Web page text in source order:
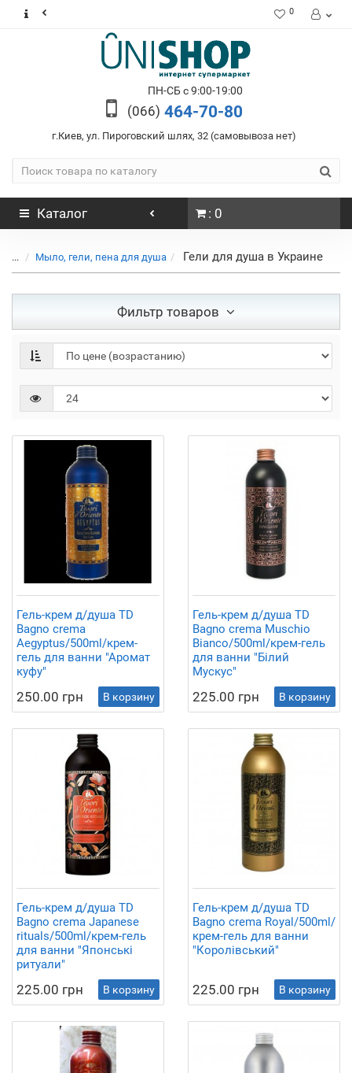
0
ПН-СБ с 9:00-19:00
(066) 464-70-80
г.Киев, ул. Пироговский шлях, 32 (самовывоза нет)
Каталог : 0
... Мыло, гели, пена для душа Гели для душа в Украине
Фильтр товаров
Гель-крем д/душа TD
Bagno crema
Aegyptus/500ml/крем-
гель для ванни "Аромат
куфу"
250.00 грн В корзину
Гель-крем д/душа TD
Bagno crema Muschio
Bianco/500ml/крем-гель
для ванни "Білий
Мускус"
225.00 грн В корзину
Гель-крем д/душа TD
Bagno crema Japanese
rituals/500ml/крем-гель
для ванни "Японські
ритуали"
225.00 грн В корзину
Гель-крем д/душа TD
Bagno crema Royal/500ml/
крем-гель для ванни
"Королівський"
225.00 грн В корзину